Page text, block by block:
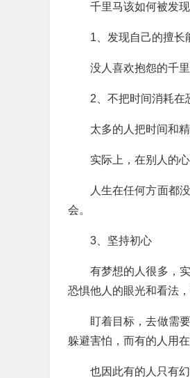
千里马该如何被发现
1、发现自己的擅长
没人喜欢抱怨的千
2、不把时间消耗在
太多的人把时间和
实际上，在别人的
人生在任何方面都
会。
3、坚持初心
有梦想的人很多，
恐惧他人的眼光和看法
盯着目标，去做需
躲避害怕，而有的人用
也因此有的人只有